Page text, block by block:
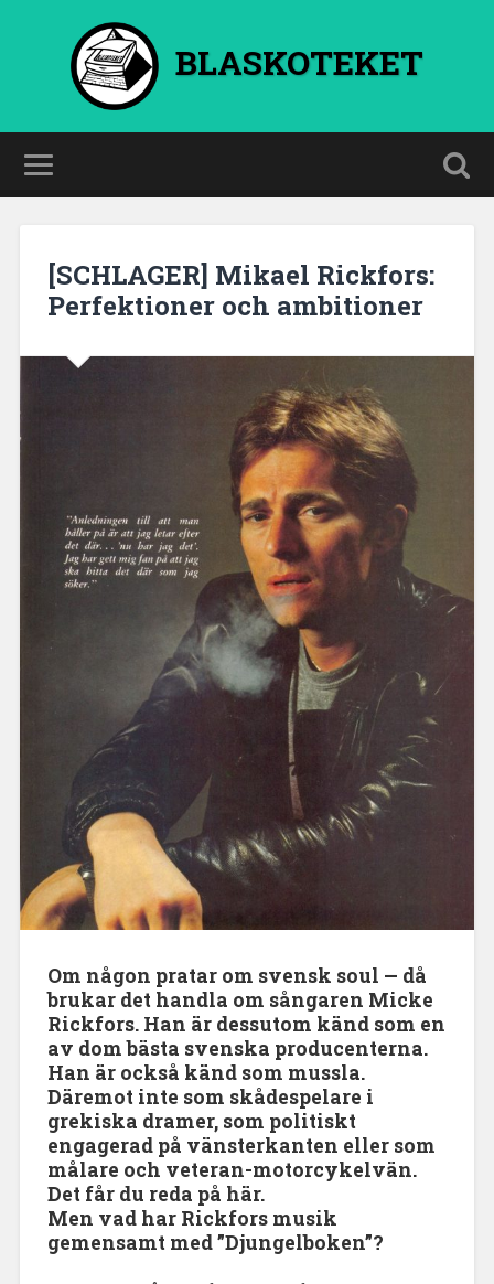
BLASKOTEKET
[SCHLAGER] Mikael Rickfors:
Perfektioner och ambitioner
Om någon pratar om svensk soul — då
brukar det handla om sångaren Micke
Rickfors. Han är dessutom känd som en
av dom bästa svenska producenterna.
Han är också känd som mussla.
Däremot inte som skådespelare i
grekiska dramer, som politiskt
engagerad på vänsterkanten eller som
målare och veteran-motorcykelvän.
Det får du reda på här.
Men vad har Rickfors musik
gemensamt med ”Djungelboken”?